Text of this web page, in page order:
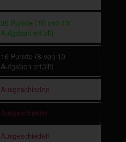
20 Punkte (10 von 10
Aufgaben erfüllt)
16 Punkte (8 von 10
Aufgaben erfüllt)
Ausgeschieden
Ausgeschieden
Ausgeschieden